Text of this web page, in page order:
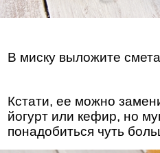
В миску выложите
Кстати, ее можно
йогурт или кефир, но
понадобиться чуть